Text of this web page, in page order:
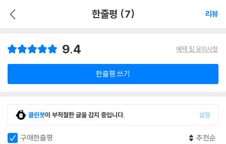
한줄평 (7) 리뷰
9.4 혜택 및 유의사항
한줄평 쓰기
클린봇이 부적절한 글을 감지 중입니다. 설정
구매한줄평 추천순